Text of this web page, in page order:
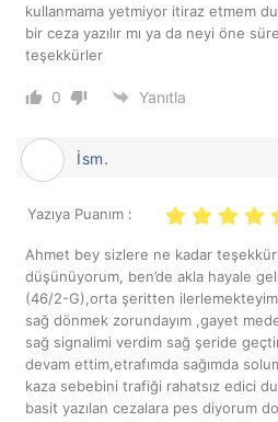
kullanmama yetmiyor itiraz etmem
bir ceza yazılır mı ya da neyi öne
teşekkürler
0 Yanıtla
İsm.
Yazıya Puanım :
Ahmet bey sizlere ne kadar
düşünüyorum, ben’de akla hayale
(46/2-G),orta şeritten
sağ dönmek zorundayım ,gayet
sağ signalimi verdim sağ şeride
devam ettim,etrafımda sağımda
kaza sebebini trafiği rahatsız edici
basit yazılan cezalara pes diyorum